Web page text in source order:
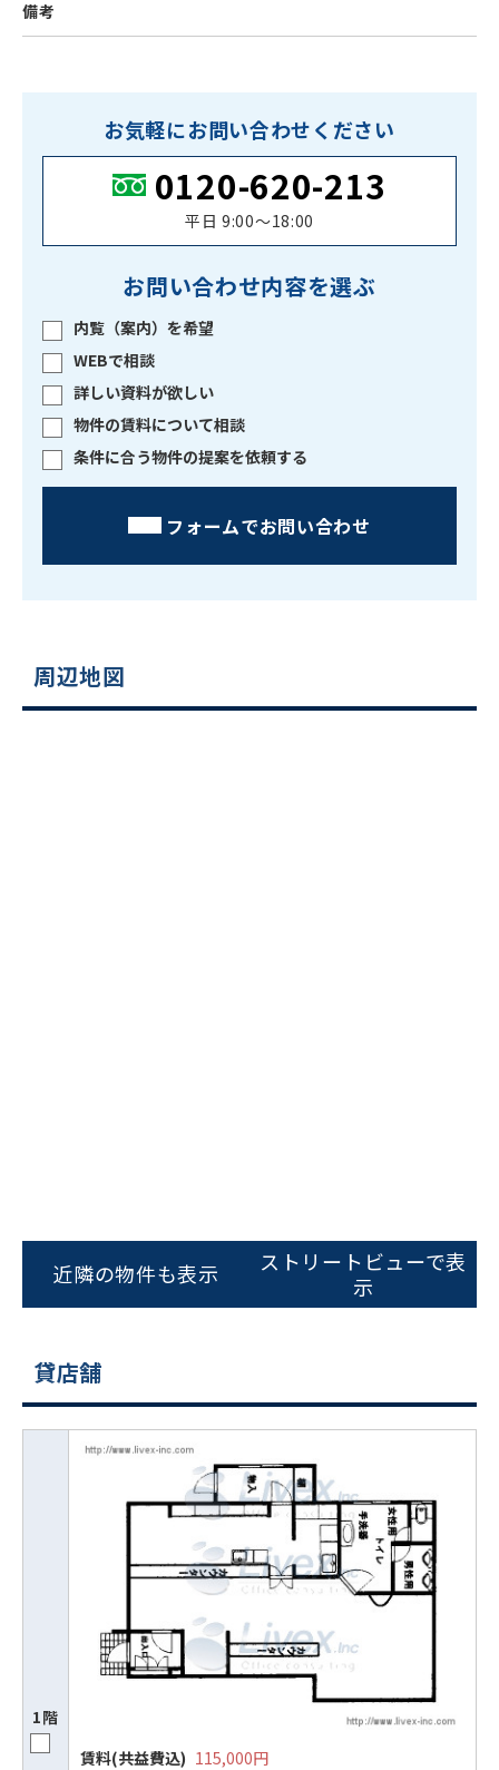
備考
お気軽にお問い合わせください
0120-620-213
平日 9:00〜18:00
お問い合わせ内容を選ぶ
内覧（案内）を希望
WEBで相談
詳しい資料が欲しい
物件の賃料について相談
条件に合う物件の提案を依頼する
フォームでお問い合わせ
周辺地図
近隣の物件も表示
ストリートビューで表
示
貸店舗
1階
賃料(共益費込) 115,000円